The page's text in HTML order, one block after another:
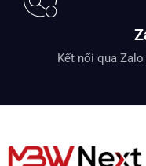
Kết nối qua